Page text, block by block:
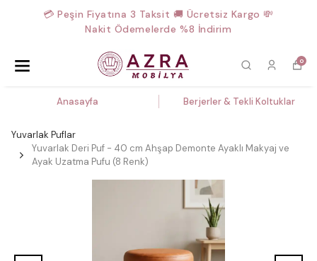
💳 Peşin Fiyatına 3 Taksit 🚚 Ücretsiz Kargo 💸
Nakit Ödemelerde %8 İndirim
0
Anasayfa Berjerler & Tekli Koltuklar
Yuvarlak Puflar
Yuvarlak Deri Puf - 40 cm Ahşap Demonte Ayaklı Makyaj ve
Ayak Uzatma Pufu (8 Renk)